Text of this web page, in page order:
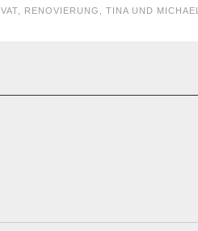
, RENOVIERUNG TINA UND MICHAEL